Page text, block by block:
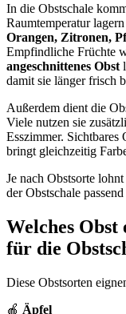
In die Obstschale
Raumtemperatur
Orangen, Zitronen,
Empfindliche Früchte
angeschnittenes Obst
damit sie länger frisch
Außerdem dient die
Viele nutzen sie
Esszimmer.
bringt gleichzeitig
Je nach Obstsorte
der Obstschale
Welches Obst
für die
Diese Obstsorten
🍎 Äpfel